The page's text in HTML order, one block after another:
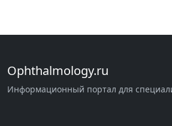
Ophthalmology.ru
Информационный портал для